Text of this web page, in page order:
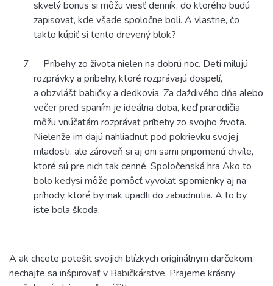
skvelý bonus si môžu viesť denník, do ktorého budú
zapisovať, kde všade spoločne boli. A vlastne, čo
takto kúpiť si tento drevený blok?
Príbehy zo života nielen na dobrú noc. Deti milujú
rozprávky a príbehy, ktoré rozprávajú dospelí,
a obzvlášť babičky a dedkovia. Za daždivého dňa alebo
večer pred spaním je ideálna doba, keď prarodičia
môžu vnúčatám rozprávať príbehy zo svojho života.
Nielenže im dajú nahliadnuť pod pokrievku svojej
mladosti, ale zároveň si aj oni sami pripomenú chvíle,
ktoré sú pre nich tak cenné. Spoločenská hra Ako to
bolo kedysi môže pomôcť vyvolať spomienky aj na
príhody, ktoré by inak upadli do zabudnutia. A to by
iste bola škoda.
A ak chcete potešiť svojich blízkych originálnym darčekom,
nechajte sa inšpirovať v Babičkárstve. Prajeme krásny